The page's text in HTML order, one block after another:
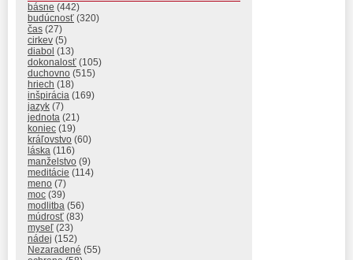
básne (442)
budúcnosť (320)
čas (27)
cirkev (5)
diabol (13)
dokonalosť (105)
duchovno (515)
hriech (18)
inšpirácia (169)
jazyk (7)
jednota (21)
koniec (19)
kráľovstvo (60)
láska (116)
manželstvo (9)
meditácie (114)
meno (7)
moc (39)
modlitba (56)
múdrosť (83)
myseľ (23)
nádej (152)
Nezaradené (55)